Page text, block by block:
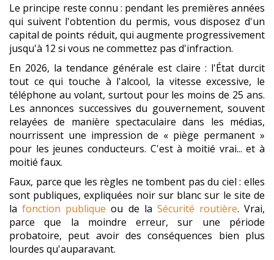
Le principe reste connu : pendant les premières années
qui suivent l'obtention du permis, vous disposez d'un
capital de points réduit, qui augmente progressivement
jusqu'à 12 si vous ne commettez pas d'infraction.
En 2026, la tendance générale est claire : l'État durcit
tout ce qui touche à l'alcool, la vitesse excessive, le
téléphone au volant, surtout pour les moins de 25 ans.
Les annonces successives du gouvernement, souvent
relayées de manière spectaculaire dans les médias,
nourrissent une impression de « piège permanent »
pour les jeunes conducteurs. C'est à moitié vrai... et à
moitié faux.
Faux, parce que les règles ne tombent pas du ciel : elles
sont publiques, expliquées noir sur blanc sur le site de
lafonction publique ou de la Sécurité routière. Vrai,
parce que la moindre erreur, sur une période
probatoire, peut avoir des conséquences bien plus
lourdes qu'auparavant.